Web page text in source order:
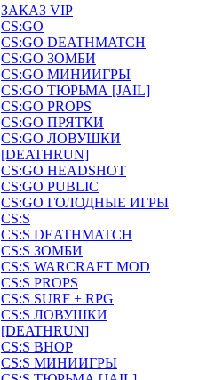
ЗАКАЗ VIP
CS:GO
CS:GO DEATHMATCH
CS:GO ЗОМБИ
CS:GO МИНИИГРЫ
CS:GO ТЮРЬМА [JAIL]
CS:GO PROPS
CS:GO ПРЯТКИ
CS:GO ЛОВУШКИ
[DEATHRUN]
CS:GO HEADSHOT
CS:GO PUBLIC
CS:GO ГОЛОДНЫЕ ИГРЫ
CS:S
CS:S DEATHMATCH
CS:S ЗОМБИ
CS:S WARCRAFT MOD
CS:S PROPS
CS:S SURF + RPG
CS:S ЛОВУШКИ
[DEATHRUN]
CS:S BHOP
CS:S МИНИИГРЫ